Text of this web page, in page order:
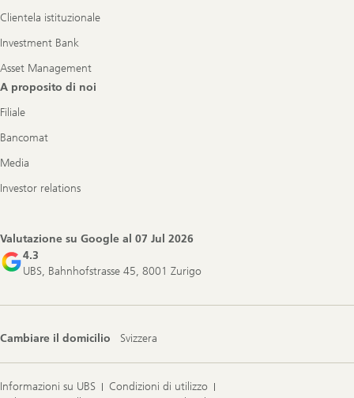
Clientela istituzionale
Investment Bank
Asset Management
A proposito di noi
Filiale
Bancomat
Media
Investor relations
Valutazione su Google al 07 Jul 2026
4.3
UBS, Bahnhofstrasse 45, 8001 Zurigo
Cambiare il domicilio Svizzera
Informazioni su UBS
Condizioni di utilizzo